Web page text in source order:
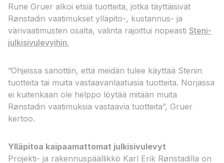
Rune Gruer alkoi etsiä tuotteita, jotka täyttäisivät
Rønstadin vaatimukset ylläpito-, kustannus- ja
värivaatimusten osalta, valinta rajoittui nopeasti Steni-
julkisivulevyihin.
”Ohjeissa sanottiin, että meidän tulee käyttää Stenin
tuotteita tai muita vastaavanlaatuisia tuotteita. Norjassa
ei kuitenkaan ole helppo löytää mitään muita
Rønstadin vaatimuksia vastaavia tuotteita”, Gruer
kertoo.
Ylläpitoa kaipaamattomat julkisivulevyt
Projekti- ja rakennuspäällikkö Karl Erik Rønstadilla on